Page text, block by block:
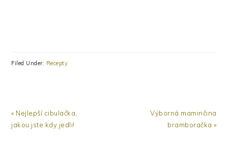
Filed Under: Recepty
« Nejlepší cibulačka,
jakou jste kdy jedli!
Výborná maminčina
bramboračka »